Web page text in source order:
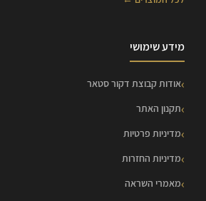
מידע שימושי
אודות קבוצת דקור סטאר
תקנון האתר
מדיניות פרטיות
מדיניות החזרות
מאמרי השראה